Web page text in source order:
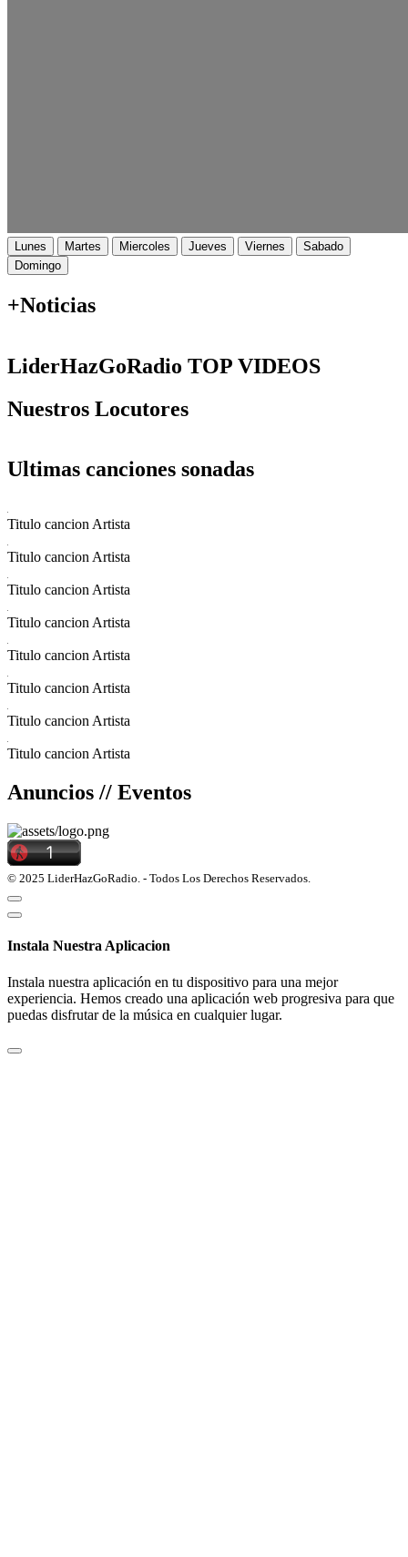
Lunes Martes Miercoles Jueves Viernes
Sabado
Domingo
+Noticias
LiderHazGoRadio TOP VIDEOS
Nuestros Locutores
Ultimas canciones sonadas
Titulo cancion Artista
Titulo cancion Artista
Titulo cancion Artista
Titulo cancion Artista
Titulo cancion Artista
Titulo cancion Artista
Titulo cancion Artista
Titulo cancion Artista
Anuncios // Eventos
© 2025 LiderHazGoRadio. - Todos Los Derechos Reservados.
Instala Nuestra Aplicacion
Instala nuestra aplicación en tu dispositivo para una mejor
experiencia. Hemos creado una aplicación web progresiva para que
puedas disfrutar de la música en cualquier lugar.